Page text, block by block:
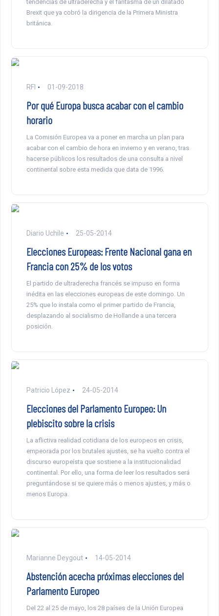
tendencias de ultraderecha y el fantasma de un dilatado
Brexit que ya cobró la dirigencia de la Primera Ministra
británica.
RFI 01-09-2018
Por qué Europa busca acabar con el cambio
horario
La Comisión Europea va a poner en marcha un plan para
acabar con el cambio de hora en invierno y en verano, tras
hacerse públicos los resultados de una consulta a nivel
continental sobre esta medida que data de 1996.
Diario Uchile 25-05-2014
Elecciones Europeas: Frente Nacional gana en
Francia con 25% de los votos
El partido de ultraderecha francés se impuso en forma
inédita en las elecciones europeas de este domingo. Un
25% que lo instala como el primer partido de Francia,
desplazando al socialismo de Hollande a una tercera
posición.
Patricio López 24-05-2014
Elecciones del Parlamento Europeo: Un
plebiscito sobre la crisis
La aflictiva realidad cotidiana de los europeos en crisis,
empeorada por los brutales ajustes, se ha vuelto contra el
discurso europeísta que sostiene a la institucionalidad
continental. Por ello, una forma de leer los resultados será
preguntándose si se quiere más o menos ajustes, y más o
menos Europa.
Marianne Deygout 14-05-2014
Abstención acecha próximas elecciones del
Parlamento Europeo
Del 22 al 25 de mayo, los 28 países de la Unión Europea